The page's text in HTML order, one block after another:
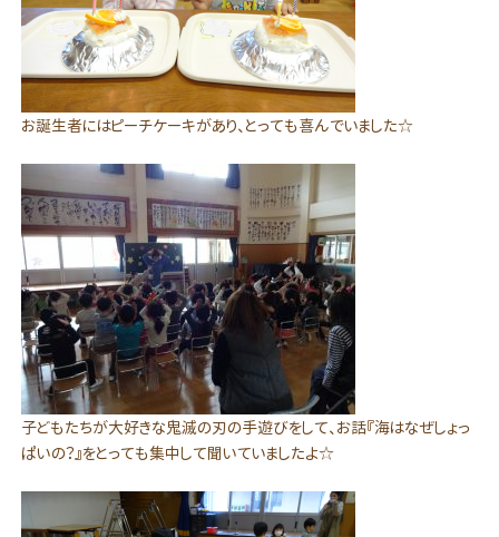
お誕生者にはピーチケーキがあり、とっても喜んでいました☆
子どもたちが大好きな鬼滅の刃の手遊びをして、お話『海はなぜしょっ
ぱいの？』をとっても集中して聞いていましたよ☆